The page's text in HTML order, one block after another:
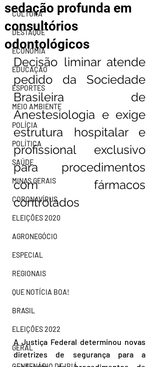
CULTURA
DESTAQUE
ECONOMIA
EDUCAÇÃO
ESPORTES
MEIO AMBIENTE
POLÍCIA
POLÍTICA
SAÚDE
MINAS GERAIS
CORONAVÍRUS
ELEIÇÕES 2020
AGRONEGÓCIO
ESPECIAL
REGIONAIS
QUE NOTÍCIA BOA!
BRASIL
ELEIÇÕES 2022
GERAL
sedação profunda em
consultórios
odontológicos
Decisão liminar atende
pedido da Sociedade
Brasileira de
Anestesiologia e exige
estrutura hospitalar e
profissional exclusivo
para procedimentos
com fármacos
controlados
A Justiça Federal determinou novas
diretrizes de segurança para a